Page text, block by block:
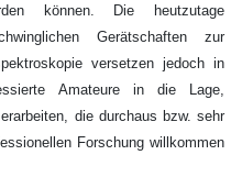
können. Die heutzutage
Gerätschaften zur
versetzen jedoch in
Amateure in die Lage,
die durchaus bzw. sehr
Forschung willkommen